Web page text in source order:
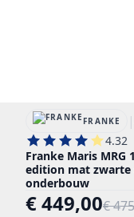
FRANKE
4.32
Franke Maris MRG
edition mat zwarte
onderbouw
€ 449,00€